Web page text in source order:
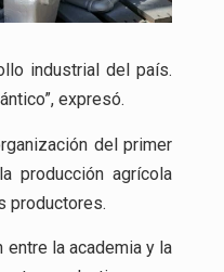
industrial del país.
expresó.
del primer
producción agrícola
productores.
la academia y la